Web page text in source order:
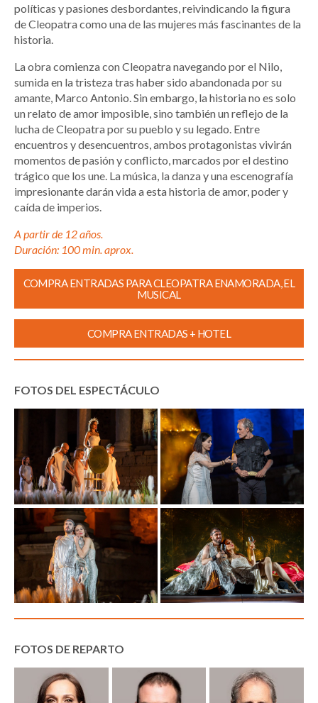
políticas y pasiones desbordantes, reivindicando la figura
de Cleopatra como una de las mujeres más fascinantes de la
historia.
La obra comienza con Cleopatra navegando por el Nilo,
sumida en la tristeza tras haber sido abandonada por su
amante, Marco Antonio. Sin embargo, la historia no es solo
un relato de amor imposible, sino también un reflejo de la
lucha de Cleopatra por su pueblo y su legado. Entre
encuentros y desencuentros, ambos protagonistas vivirán
momentos de pasión y conflicto, marcados por el destino
trágico que los une. La música, la danza y una escenografía
impresionante darán vida a esta historia de amor, poder y
caída de imperios.
A partir de 12 años.
Duración: 100 min. aprox.
COMPRA ENTRADAS PARA CLEOPATRA ENAMORADA, EL
MUSICAL
COMPRA ENTRADAS + HOTEL
FOTOS DEL ESPECTÁCULO
FOTOS DE REPARTO